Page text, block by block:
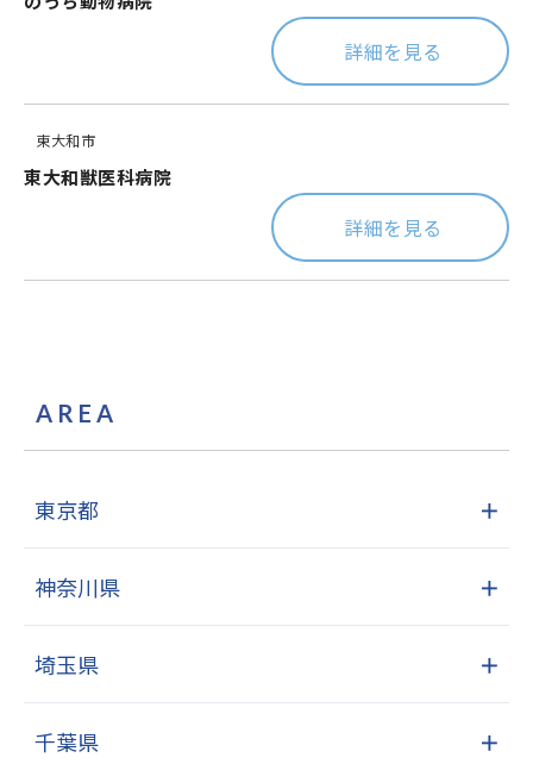
詳細を見る
東大和市
東大和獣医科病院
詳細を見る
AREA
東京都 ＋
神奈川県 ＋
埼玉県 ＋
千葉県 ＋